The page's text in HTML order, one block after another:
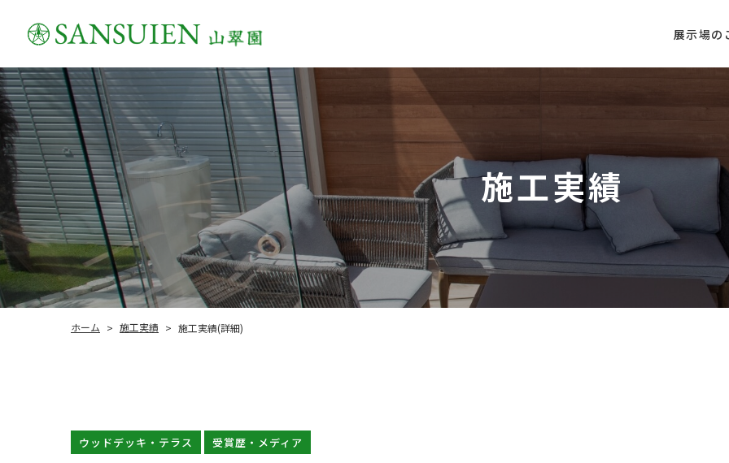
展示場の
施工実績
ホーム > 施工実績 > 施工実績(詳細)
ウッドデッキ・テラス 受賞歴・メディア